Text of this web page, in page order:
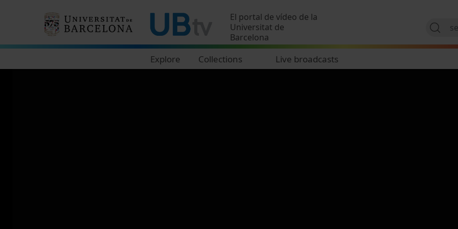
El portal de vídeo de la
Universitat de
Barcelona
Explore Collections Live broadcasts